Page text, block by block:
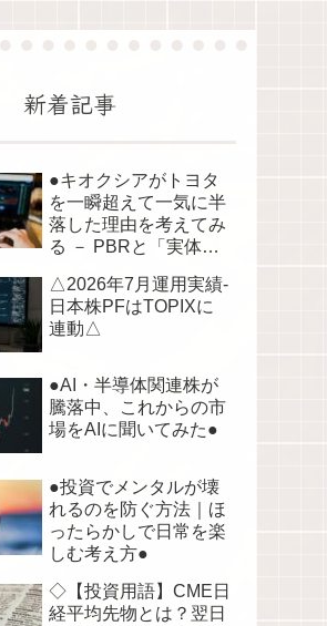
新着記事
●キオクシアがトヨタ
を一瞬超えて一気に半
落した理由を考えてみ
る － PBRと「実体資
の構造●
△2026年7月運用実績-
日本株PFはTOPIXに
連動△
●AI・半導体関連株が
騰落中、これからの市
場をAIに聞いてみた●
●投資でメンタルが壊
れるのを防ぐ方法｜ほ
ったらかしで日常を楽
しむ考え方●
◇【投資用語】CME日
経平均先物とは？翌日